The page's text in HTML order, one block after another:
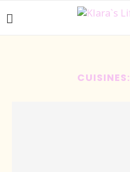
CUISINES: